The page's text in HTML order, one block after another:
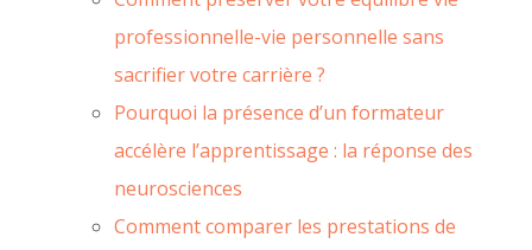
professionnelle-vie personnelle sans
sacrifier votre carrière ?
Pourquoi la présence d’un formateur
accélère l’apprentissage : la réponse des
neurosciences
Comment comparer les prestations de